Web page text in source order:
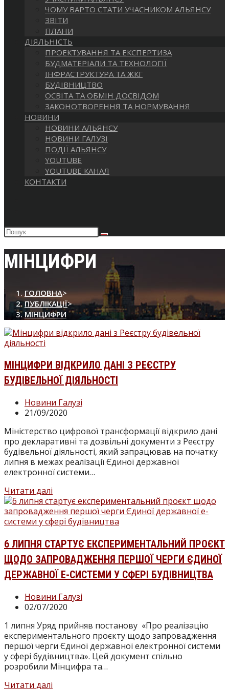
САЙТІ
ЧОМУ ВАРТО СТАТИ УЧАСНИКОМ АЛЬЯНСУ
ЗВІТИ
ПЛАНИ
ДІЯЛЬНІСТЬ
ПРОЕКТУВАННЯ ТА ЕКСПЕРТИЗА
БУДМАТЕРІАЛИ ТА ТЕХНОЛОГІЇ
ІНФРАСТРУКТУРА ТА ЖКГ
БУДІВНИЦТВО
ОСВІТА ТА ОБМІН ДОСВІДОМ
ЗАКОНОТВОРЕННЯ ТА НОРМУВАННЯ
НОВИНИ
НОВИНИ АЛЬЯНСУ
НОВИНИ ГАЛУЗІ
ПОДІЇ АЛЬЯНСУ
YOUTUBE
YOUTUBE КАНАЛ
КОНТАКТИ
Пошук
на
сайті
МІНЦИФРИ
ГОЛОВНА>
ПУБЛІКАЦІЇ>
МІНЦИФРИ
МІНЦИФРИ ВІДКРИЛО ДАНІ З РЕЄСТРУ
БУДІВЕЛЬНОЇ ДІЯЛЬНОСТІ
Категорія
запису:
Новини Галузі
Запис
21/09/2020
Міністерство цифрової трансформації відкрило дані
про декларативні та дозвільні документи з Реєстру
будівельної діяльності, який запрацював на початку
липня в межах реалізації Єдиної державної
електронної системи…
Читати далі
відкрило
дані
з
будівельної
діяльності
6 ЛИПНЯ СТАРТУЄ ЕКСПЕРИМЕНТАЛЬНИЙ ПРОЄКТ
ЩОДО ЗАПРОВАДЖЕННЯ ПЕРШОЇ ЧЕРГИ ЄДИНОЇ
ДЕРЖАВНОЇ Е-СИСТЕМИ У СФЕРІ БУДІВНИЦТВА
Категорія
запису:
Новини Галузі
Запис
02/07/2020
1 липня Уряд прийняв постанову «Про реалізацію
експериментального проєкту щодо запровадження
першої черги Єдиної державної електронної системи
у сфері будівництва». Цей документ спільно
розробили Мінцифра та…
Читати далі